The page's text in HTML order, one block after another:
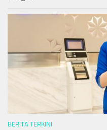
BERITA TERKINI